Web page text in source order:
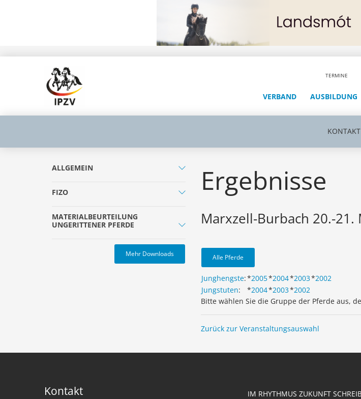
TERMINE
VERBAND AUSBILDUNG
KONTAKT
ALLGEMEIN
FIZO
MATERIALBEURTEILUNG
UNGERITTENER PFERDE
Mehr Downloads
Ergebnisse
Marxzell-Burbach 20.-21.
Alle Pferde
Junghengste:*2005*2004*2003*2002
Jungstuten: *2004*2003*2002
Bitte wählen Sie die Gruppe der Pferde aus,
Zurück zur Veranstaltungsauswahl
Kontakt IM RHYTHMUS ZUKUNFT